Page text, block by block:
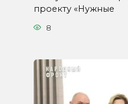
проекту «Нужные
8